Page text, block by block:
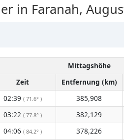
in Faranah,
Mittagshöhe
Zeit Entfernung (km)
02:39 ( 71.6° ) 385,908
03:22 ( 77.8° ) 382,129
04:06 ( 84.2° ) 378,226